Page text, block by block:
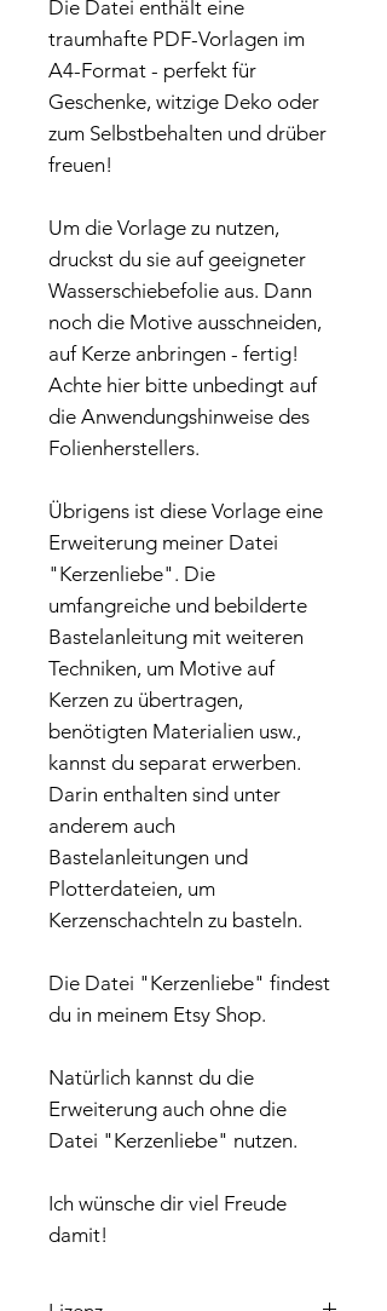
Die Datei enthält eine
traumhafte PDF-Vorlagen im
A4-Format - perfekt für
Geschenke, witzige Deko oder
zum Selbstbehalten und drüber
freuen!
Um die Vorlage zu nutzen,
druckst du sie auf geeigneter
Wasserschiebefolie aus. Dann
noch die Motive ausschneiden,
auf Kerze anbringen - fertig!
Achte hier bitte unbedingt auf
die Anwendungshinweise des
Folienherstellers.
Übrigens ist diese Vorlage eine
Erweiterung meiner Datei
"Kerzenliebe". Die
umfangreiche und bebilderte
Bastelanleitung mit weiteren
Techniken, um Motive auf
Kerzen zu übertragen,
benötigten Materialien usw.,
kannst du separat erwerben.
Darin enthalten sind unter
anderem auch
Bastelanleitungen und
Plotterdateien, um
Kerzenschachteln zu basteln.
Die Datei "Kerzenliebe" findest
du in meinem Etsy Shop.
Natürlich kannst du die
Erweiterung auch ohne die
Datei "Kerzenliebe" nutzen.
Ich wünsche dir viel Freude
damit!